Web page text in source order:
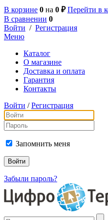
В корзине 0 на 0 ₽ Перейти в
В сравнении 0
Войти / Регистрация
Меню
Каталог
О магазине
Доставка и оплата
Гарантия
Контакты
Войти / Регистрация
Запомнить меня
Забыли пароль?